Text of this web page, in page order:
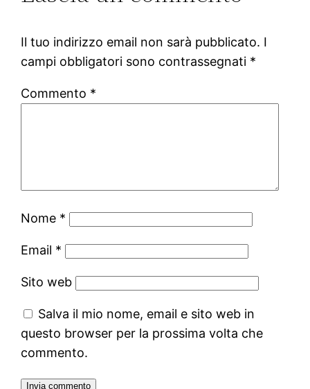
Il tuo indirizzo email non sarà pubblicato. I
campi obbligatori sono contrassegnati *
Commento *
Nome *
Email *
Sito web
Salva il mio nome, email e sito web in
questo browser per la prossima volta che
commento.